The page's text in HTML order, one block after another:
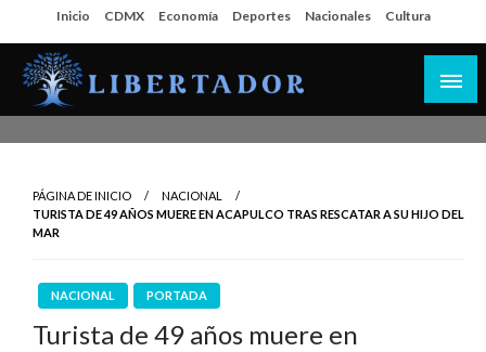
al
contenido
Inicio CDMX Economía Deportes Nacionales Cultura
PÁGINA DE INICIO
NACIONAL
TURISTA DE 49 AÑOS MUERE EN ACAPULCO TRAS RESCATAR A SU HIJO DEL
MAR
NACIONAL PORTADA
Turista de 49 años muere en